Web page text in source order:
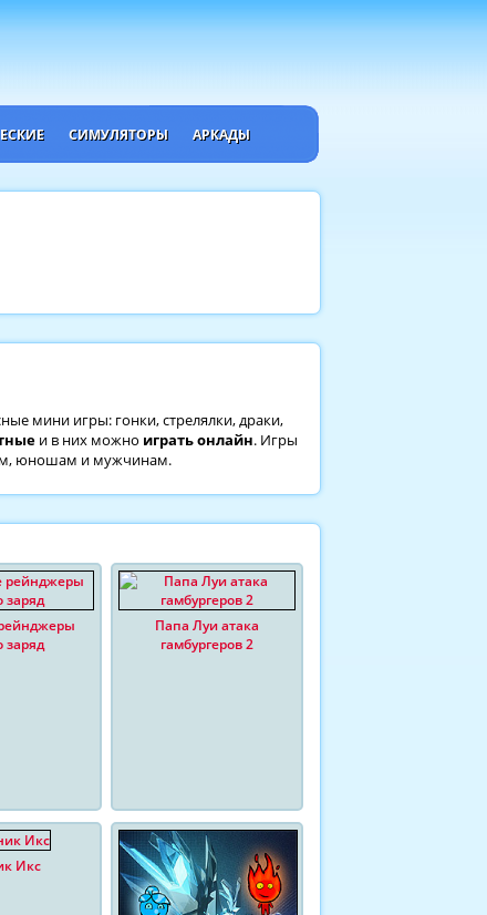
СИМУЛЯТОРЫ АРКАДЫ
мини игры: гонки, стрелялки, драки,
и в них можно играть онлайн. Игры
юношам и мужчинам.
заряд
Папа Луи атака
гамбургеров 2
Икс